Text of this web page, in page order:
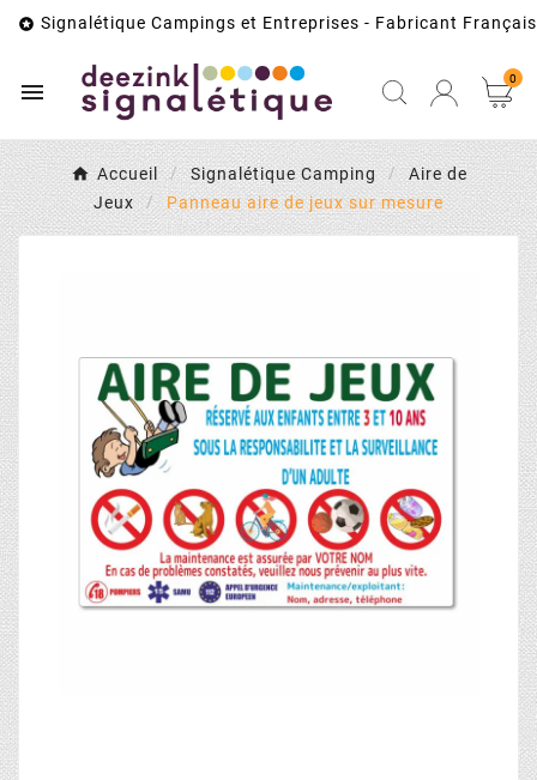
 Signalétique Campings et Entreprises - Fabricant Français
 0
Accueil Signalétique Camping
Aire de
Jeux
Panneau aire de jeux sur mesure